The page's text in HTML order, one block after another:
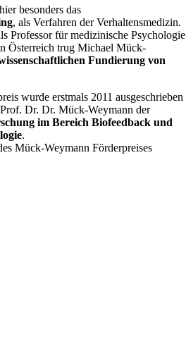
besonders das
, als Verfahren der Verhaltensmedizin.
Professor für medizinische Psychologie
Österreich trug Michael Mück-
Fundierung von
wurde erstmals 2011 ausgeschrieben
Dr. Dr. Mück-Weymann der
im Bereich Biofeedback und
.
Mück-Weymann Förderpreises